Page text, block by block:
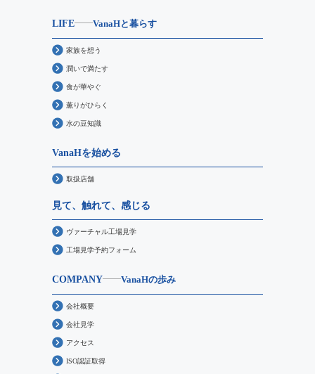
LIFE VanaHと暮らす
家族を想う
潤いで満たす
食が華やぐ
薫りがひらく
水の豆知識
VanaHを始める
取扱店舗
見て、触れて、感じる
ヴァーチャル工場見学
工場見学予約フォーム
COMPANY VanaHの歩み
会社概要
会社見学
アクセス
ISO認証取得